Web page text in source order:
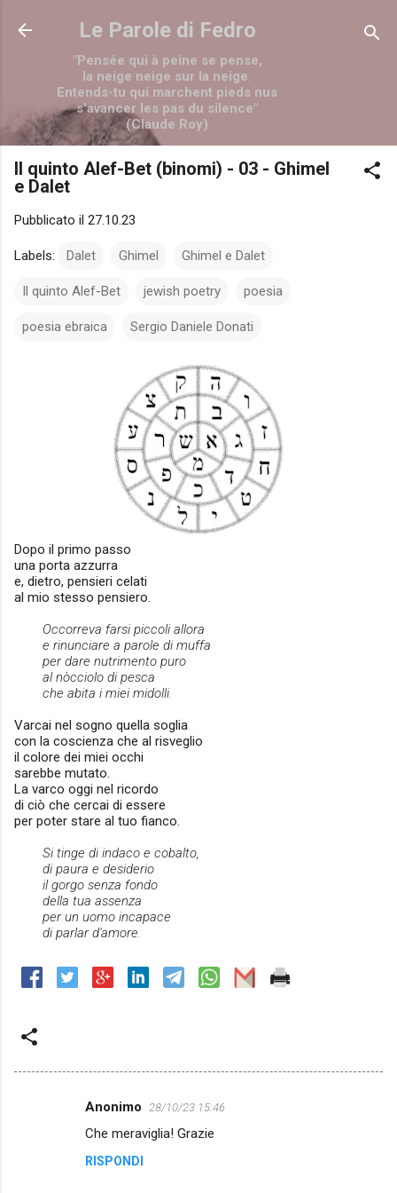
Passa ai contenuti principali
Le Parole di Fedro
"Pensée qui à peine se pense,
la neige neige sur la neige.
Entends-tu qui marchent pieds nus
s'avancer les pas du silence"
(Claude Roy)
Il quinto Alef-Bet (binomi) - 03 - Ghimel
e Dalet
Pubblicato il 27.10.23
Labels: Dalet Ghimel Ghimel e Dalet
Il quinto Alef-Bet jewish poetry poesia
poesia ebraica Sergio Daniele Donati
Dopo il primo passo
una porta azzurra
e, dietro, pensieri celati
al mio stesso pensiero.
Occorreva farsi piccoli allora
e rinunciare a parole di muffa
per dare nutrimento puro
al nòcciolo di pesca
che abita i miei midolli.
Varcai nel sogno quella soglia
con la coscienza che al risveglio
il colore dei miei occhi
sarebbe mutato.
La varco oggi nel ricordo
di ciò che cercai di essere
per poter stare al tuo fianco.
Si tinge di indaco e cobalto,
di paura e desiderio
il gorgo senza fondo
della tua assenza
per un uomo incapace
di parlar d'amore.
Anonimo 28/10/23 15:46
Che meraviglia! Grazie
RISPONDI